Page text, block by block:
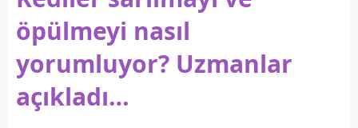
öpülmeyi nasıl
yorumluyor? Uzmanlar
açıkladı…